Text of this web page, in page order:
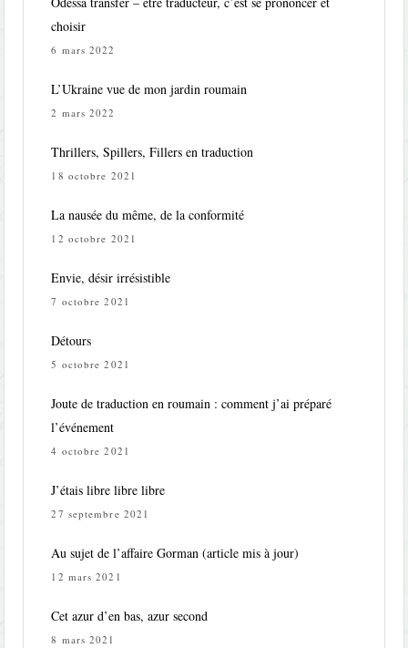
choisir
6 mars 2022
L’Ukraine vue de mon jardin roumain
2 mars 2022
Thrillers, Spillers, Fillers en traduction
18 octobre 2021
La nausée du même, de la conformité
12 octobre 2021
Envie, désir irrésistible
7 octobre 2021
Détours
5 octobre 2021
Joute de traduction en roumain : comment j’ai préparé
l’événement
4 octobre 2021
J’étais libre libre libre
27 septembre 2021
Au sujet de l’affaire Gorman (article mis à jour)
12 mars 2021
Cet azur d’en bas, azur second
8 mars 2021